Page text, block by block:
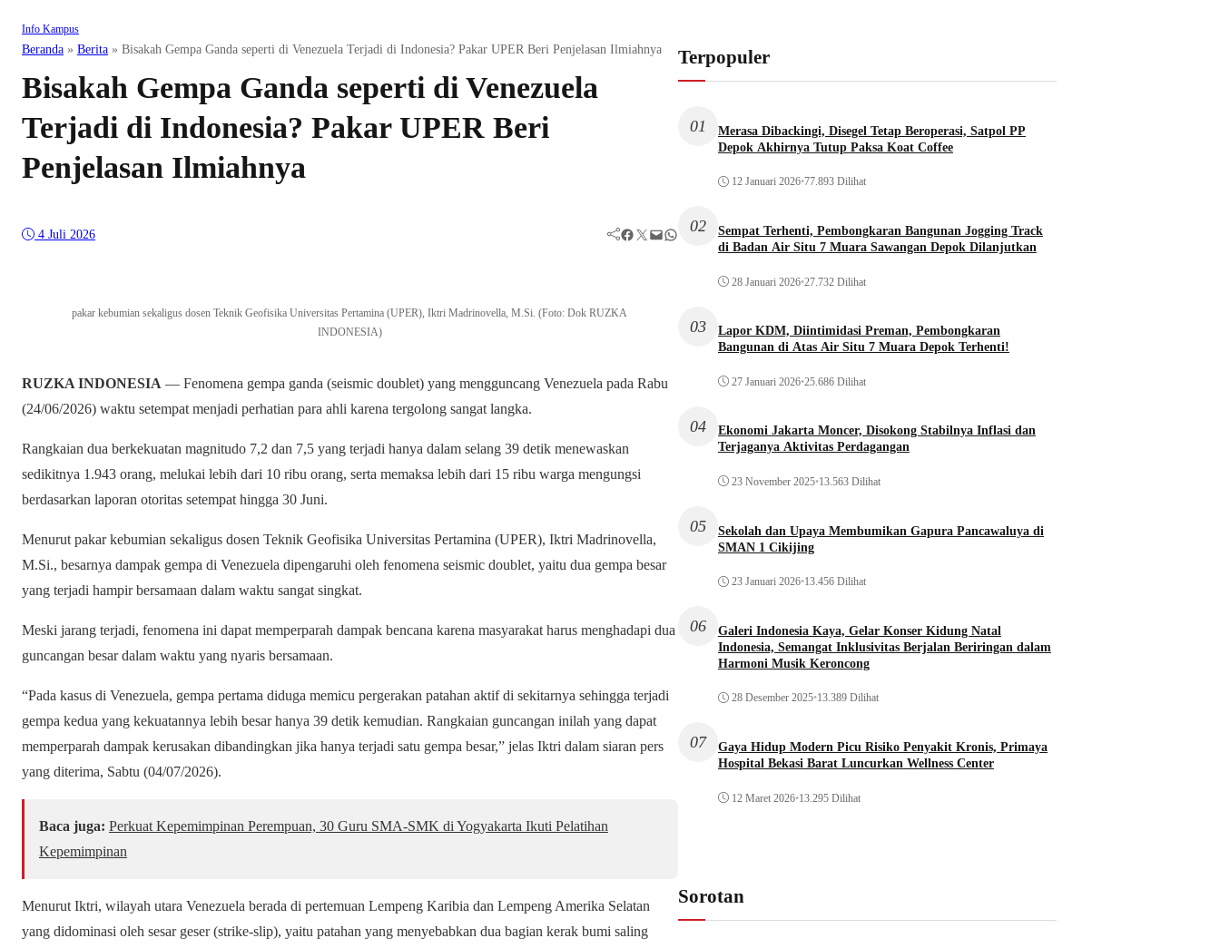
Info Kampus
Beranda » Berita » Bisakah Gempa Ganda seperti di Venezuela Terjadi di Indonesia? Pakar UPER Beri Penjelasan Ilmiahnya
Bisakah Gempa Ganda seperti di Venezuela
Terjadi di Indonesia? Pakar UPER Beri
Penjelasan Ilmiahnya
4 Juli 2026 Facebook Twitter Mail WhatsApp
pakar kebumian sekaligus dosen Teknik Geofisika Universitas Pertamina (UPER), Iktri Madrinovella, M.Si. (Foto: Dok RUZKA
INDONESIA)
RUZKA INDONESIA — Fenomena gempa ganda (seismic doublet) yang mengguncang Venezuela pada Rabu
(24/06/2026) waktu setempat menjadi perhatian para ahli karena tergolong sangat langka.
Rangkaian dua berkekuatan magnitudo 7,2 dan 7,5 yang terjadi hanya dalam selang 39 detik menewaskan
sedikitnya 1.943 orang, melukai lebih dari 10 ribu orang, serta memaksa lebih dari 15 ribu warga mengungsi
berdasarkan laporan otoritas setempat hingga 30 Juni.
Menurut pakar kebumian sekaligus dosen Teknik Geofisika Universitas Pertamina (UPER), Iktri Madrinovella,
M.Si., besarnya dampak gempa di Venezuela dipengaruhi oleh fenomena seismic doublet, yaitu dua gempa besar
yang terjadi hampir bersamaan dalam waktu sangat singkat.
Meski jarang terjadi, fenomena ini dapat memperparah dampak bencana karena masyarakat harus menghadapi dua
guncangan besar dalam waktu yang nyaris bersamaan.
“Pada kasus di Venezuela, gempa pertama diduga memicu pergerakan patahan aktif di sekitarnya sehingga terjadi
gempa kedua yang kekuatannya lebih besar hanya 39 detik kemudian. Rangkaian guncangan inilah yang dapat
memperparah dampak kerusakan dibandingkan jika hanya terjadi satu gempa besar,” jelas Iktri dalam siaran pers
yang diterima, Sabtu (04/07/2026).
Baca juga: Perkuat Kepemimpinan Perempuan, 30 Guru SMA-SMK di Yogyakarta Ikuti Pelatihan
Kepemimpinan
Menurut Iktri, wilayah utara Venezuela berada di pertemuan Lempeng Karibia dan Lempeng Amerika Selatan
yang didominasi oleh sesar geser (strike-slip), yaitu patahan yang menyebabkan dua bagian kerak bumi saling
Terpopuler
01
Merasa Dibackingi, Disegel Tetap Beroperasi, Satpol PP
Depok Akhirnya Tutup Paksa Koat Coffee
12 Januari 2026•77.893 Dilihat
02
Sempat Terhenti, Pembongkaran Bangunan Jogging Track
di Badan Air Situ 7 Muara Sawangan Depok Dilanjutkan
28 Januari 2026•27.732 Dilihat
03
Lapor KDM, Diintimidasi Preman, Pembongkaran
Bangunan di Atas Air Situ 7 Muara Depok Terhenti!
27 Januari 2026•25.686 Dilihat
04
Ekonomi Jakarta Moncer, Disokong Stabilnya Inflasi dan
Terjaganya Aktivitas Perdagangan
23 November 2025•13.563 Dilihat
05
Sekolah dan Upaya Membumikan Gapura Pancawaluya di
SMAN 1 Cikijing
23 Januari 2026•13.456 Dilihat
06
Galeri Indonesia Kaya, Gelar Konser Kidung Natal
Indonesia, Semangat Inklusivitas Berjalan Beriringan dalam
Harmoni Musik Keroncong
28 Desember 2025•13.389 Dilihat
07
Gaya Hidup Modern Picu Risiko Penyakit Kronis, Primaya
Hospital Bekasi Barat Luncurkan Wellness Center
12 Maret 2026•13.295 Dilihat
Sorotan